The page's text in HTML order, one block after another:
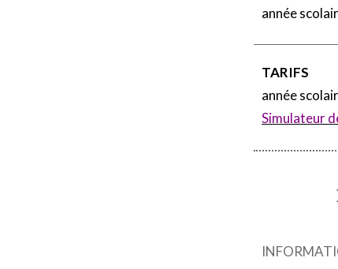
année
TARIFS
année
Simulateur